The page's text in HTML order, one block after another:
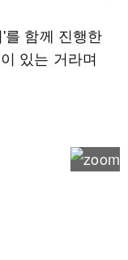
를 함께 진행한
있는 거라며